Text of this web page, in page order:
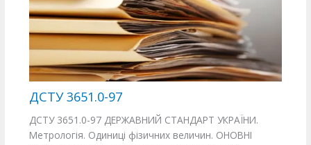
ДСТУ 3651.0-97
ДСТУ 3651.0-97 ДЕРЖАВНИЙ СТАНДАРТ УКРАЇНИ.
Метрологія. Одиниці фізичних величин. ОНОВНІ